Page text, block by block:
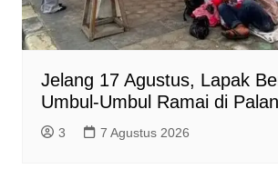
Jelang 17 Agustus, Lapak
Umbul-Umbul Ramai di
3 7 Agustus 2026